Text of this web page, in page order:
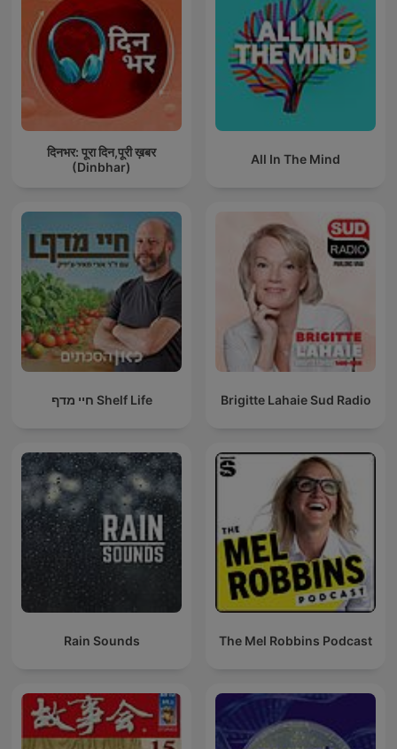
दिनभर: पूरा दिन,पूरी ख़बर
(Dinbhar)
All In The Mind
חיי מדף Shelf Life Brigitte Lahaie Sud Radio
Rain Sounds The Mel Robbins Podcast